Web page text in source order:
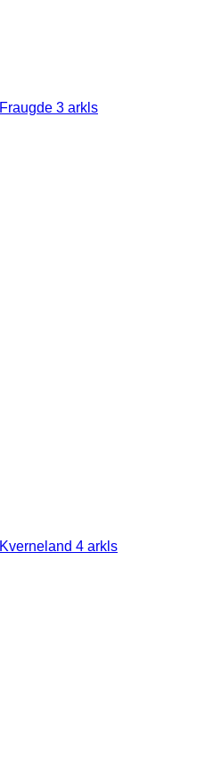
Fraugde 3 arkls
Kverneland 4 arkls